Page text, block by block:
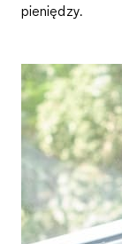
pieniędzy.